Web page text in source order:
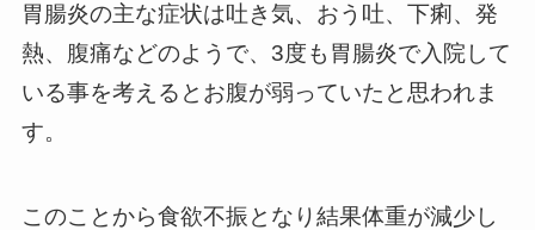
胃腸炎の主な症状は吐き気、おう吐、下痢、発
熱、腹痛などのようで、3度も胃腸炎で入院して
いる事を考えるとお腹が弱っていたと思われま
す。
このことから食欲不振となり結果体重が減少し